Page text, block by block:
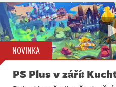
NOVINKA
PS Plus v září: